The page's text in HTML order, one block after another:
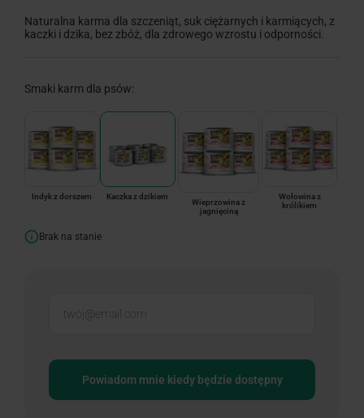
Naturalna karma dla szczeniąt, suk ciężarnych i karmiących, z
kaczki i dzika, bez zbóż, dla zdrowego wzrostu i odporności.
Smaki karm dla psów:
Indyk z dorszem Kaczka z dzikiem
Wieprzowina z
jagnięciną
Wołowina z
królikiem
Brak na stanie
Powiadom mnie kiedy będzie dostępny